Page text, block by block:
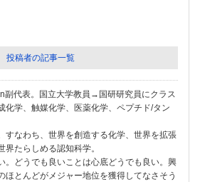
投稿者の記事一覧
副代表。国立大学教員→国研研究員にクラス
化学、触媒化学、医薬化学、ペプチド/タン
すなわち、世界を創造する化学、世界を拡張
たらしめる認知科学。
。どうでも良いことは心底どうでも良い。興
ほとんどがメジャー地位を獲得してなさそう